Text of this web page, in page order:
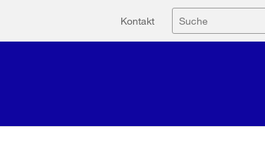
Hilfsnavigation
Kontakt Suche